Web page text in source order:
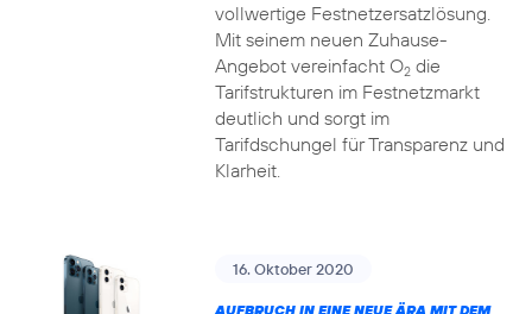
vollwertige Festnetzersatzlösung.
Mit seinem neuen Zuhause-
Angebot vereinfacht O2die
Tarifstrukturen im Festnetzmarkt
deutlich und sorgt im
Tarifdschungel für Transparenz und
Klarheit.
16. Oktober 2020
AUFBRUCH IN EINE NEUE ÄRA MIT DEM